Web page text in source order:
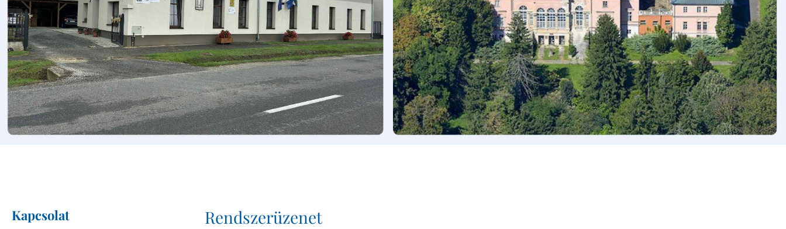
Foglalkoztatott
Rendszergazdai Feladatokat
Ellátó
Tűzvédelmi És Munkavédelmi
Felelős
Kapcsolat Rendszerüzenet